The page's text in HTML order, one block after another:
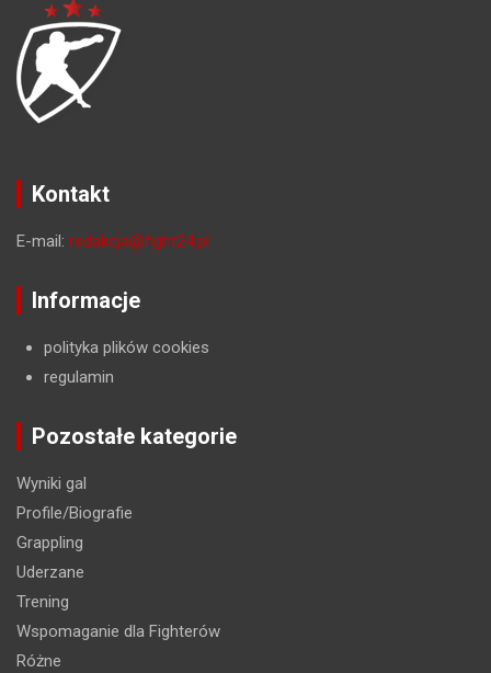
Kontakt
E-mail: redakcja@fight24.pl
Informacje
polityka plików cookies
regulamin
Pozostałe kategorie
Wyniki gal
Profile/Biografie
Grappling
Uderzane
Trening
Wspomaganie dla Fighterów
Różne